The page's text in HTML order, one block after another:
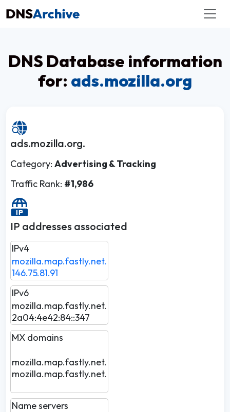
DNS Database information
for: ads.mozilla.org
ads.mozilla.org.
Category: Advertising & Tracking
Traffic Rank: #1,986
IP addresses associated
IPv4
mozilla.map.fastly.net.
146.75.81.91
IPv6
mozilla.map.fastly.net.
2a04:4e42:84::347
MX domains
mozilla.map.fastly.net.
mozilla.map.fastly.net.
Name servers